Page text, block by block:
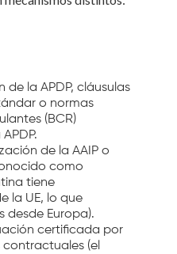
de la APDP, cláusulas
o normas
(BCR)
de la AAIP o
como
tiene
la UE, lo que
desde Europa).
certificada por
contractuales (el